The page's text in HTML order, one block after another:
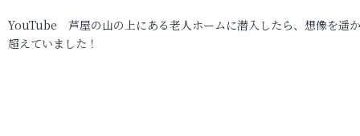
YouTube 芦屋の山の上にある老人ホームに潜入したら、想像を遥
超えていました！